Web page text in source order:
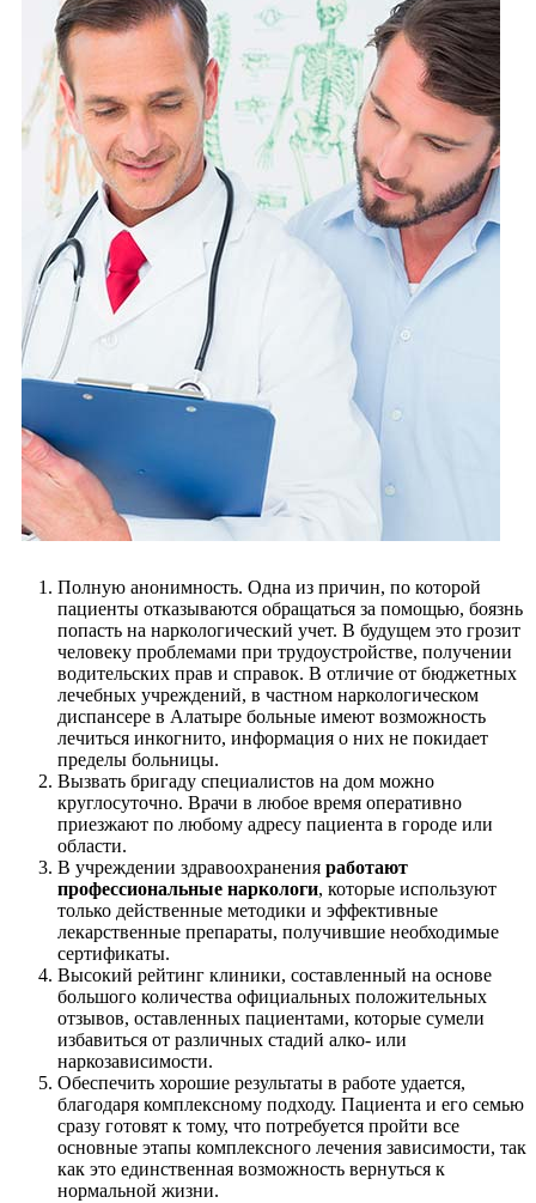
Полную анонимность. Одна из причин, по которой
пациенты отказываются обращаться за помощью, боязнь
попасть на наркологический учет. В будущем это грозит
человеку проблемами при трудоустройстве, получении
водительских прав и справок. В отличие от бюджетных
лечебных учреждений, в частном наркологическом
диспансере в Алатыре больные имеют возможность
лечиться инкогнито, информация о них не покидает
пределы больницы.
Вызвать бригаду специалистов на дом можно
круглосуточно. Врачи в любое время оперативно
приезжают по любому адресу пациента в городе или
области.
В учреждении здравоохранения работают
профессиональные наркологи, которые используют
только действенные методики и эффективные
лекарственные препараты, получившие необходимые
сертификаты.
Высокий рейтинг клиники, составленный на основе
большого количества официальных положительных
отзывов, оставленных пациентами, которые сумели
избавиться от различных стадий алко- или
наркозависимости.
Обеспечить хорошие результаты в работе удается,
благодаря комплексному подходу. Пациента и его семью
сразу готовят к тому, что потребуется пройти все
основные этапы комплексного лечения зависимости, так
как это единственная возможность вернуться к
нормальной жизни.